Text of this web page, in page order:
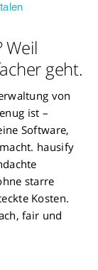
Weil
geht.
von
ist –
Software,
hausify
starre
Kosten.​
fair und